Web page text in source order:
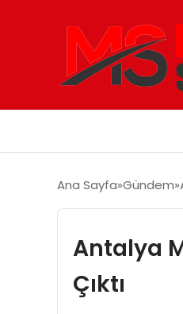
Ana Sayfa Gündem
Antalya
Çıktı